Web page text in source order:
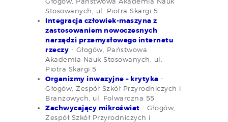
Stosowanych, ul. Piotra Skargi 5
Integracja człowiek-maszyna z
zastosowaniem nowoczesnych
narzędzi przemysłowego internetu
rzeczy - Głogów, Państwowa
Akademia Nauk Stosowanych, ul.
Piotra Skargi 5
Organizmy inwazyjne – krytyka -
Głogów, Zespół Szkół Przyrodniczych i
Branżowych, ul. Folwarczna 55
Zachwycający mikroświat - Głogów,
Zespół Szkół Przyrodniczych i